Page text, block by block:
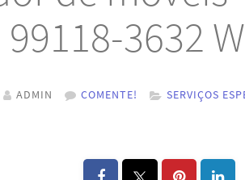
99118-3632
ADMIN COMENTE! SERVIÇOS